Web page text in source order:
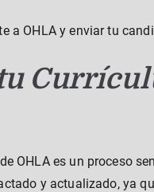
a OHLA y enviar tu
OHLA es un proceso
y actualizado, ya